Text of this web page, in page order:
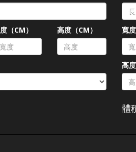
（CM） 高度（CM） 寬
高
體